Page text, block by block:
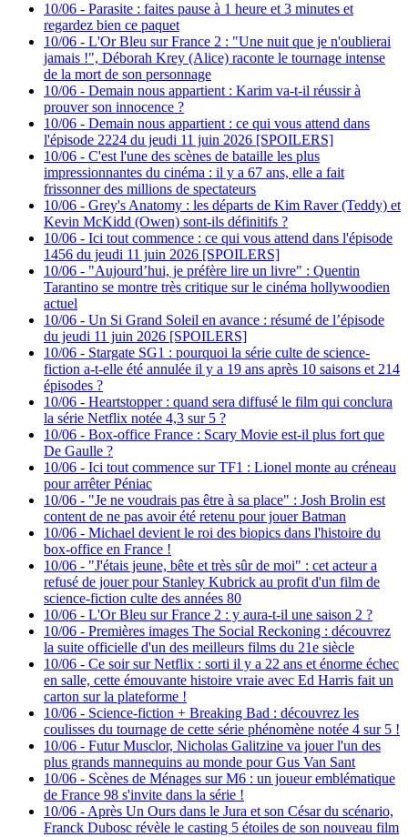
10/06 - Parasite : faites pause à 1 heure et 3 minutes et
regardez bien ce paquet
10/06 - L'Or Bleu sur France 2 : "Une nuit que je n'oublierai
jamais !", Déborah Krey (Alice) raconte le tournage intense
de la mort de son personnage
10/06 - Demain nous appartient : Karim va-t-il réussir à
prouver son innocence ?
10/06 - Demain nous appartient : ce qui vous attend dans
l'épisode 2224 du jeudi 11 juin 2026 [SPOILERS]
10/06 - C'est l'une des scènes de bataille les plus
impressionnantes du cinéma : il y a 67 ans, elle a fait
frissonner des millions de spectateurs
10/06 - Grey's Anatomy : les départs de Kim Raver (Teddy) et
Kevin McKidd (Owen) sont-ils définitifs ?
10/06 - Ici tout commence : ce qui vous attend dans l'épisode
1456 du jeudi 11 juin 2026 [SPOILERS]
10/06 - "Aujourd’hui, je préfère lire un livre" : Quentin
Tarantino se montre très critique sur le cinéma hollywoodien
actuel
10/06 - Un Si Grand Soleil en avance : résumé de l’épisode
du jeudi 11 juin 2026 [SPOILERS]
10/06 - Stargate SG1 : pourquoi la série culte de science-
fiction a-t-elle été annulée il y a 19 ans après 10 saisons et 214
épisodes ?
10/06 - Heartstopper : quand sera diffusé le film qui conclura
la série Netflix notée 4,3 sur 5 ?
10/06 - Box-office France : Scary Movie est-il plus fort que
De Gaulle ?
10/06 - Ici tout commence sur TF1 : Lionel monte au créneau
pour arrêter Péniac
10/06 - "Je ne voudrais pas être à sa place" : Josh Brolin est
content de ne pas avoir été retenu pour jouer Batman
10/06 - Michael devient le roi des biopics dans l'histoire du
box-office en France !
10/06 - "J'étais jeune, bête et très sûr de moi" : cet acteur a
refusé de jouer pour Stanley Kubrick au profit d'un film de
science-fiction culte des années 80
10/06 - L'Or Bleu sur France 2 : y aura-t-il une saison 2 ?
10/06 - Premières images The Social Reckoning : découvrez
la suite officielle d'un des meilleurs films du 21e siècle
10/06 - Ce soir sur Netflix : sorti il y a 22 ans et énorme échec
en salle, cette émouvante histoire vraie avec Ed Harris fait un
carton sur la plateforme !
10/06 - Science-fiction + Breaking Bad : découvrez les
coulisses du tournage de cette série phénomène notée 4 sur 5 !
10/06 - Futur Musclor, Nicholas Galitzine va jouer l'un des
plus grands mannequins au monde pour Gus Van Sant
10/06 - Scènes de Ménages sur M6 : un joueur emblématique
de France 98 s'invite dans la série !
10/06 - Après Un Ours dans le Jura et son César du scénario,
Franck Dubosc révèle le casting 5 étoiles de son nouveau film